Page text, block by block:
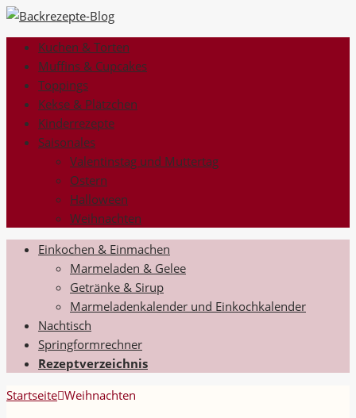
Kuchen & Torten
Muffins & Cupcakes
Toppings
Kekse & Plätzchen
Kinderrezepte
Saisonales
Valentinstag und Muttertag
Ostern
Halloween
Weihnachten
Einkochen & Einmachen
Marmeladen & Gelee
Getränke & Sirup
Marmeladenkalender und Einkochkalender
Nachtisch
Springformrechner
Rezeptverzeichnis
Startseite Weihnachten